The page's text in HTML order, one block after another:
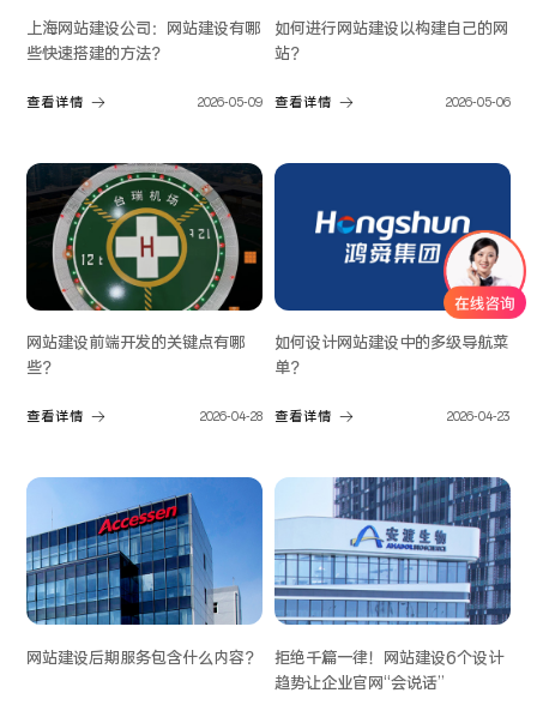
上海网站建设公司：网站建设有哪
些快速搭建的方法？
查看详情 2026-05-09
如何进行网站建设以构建自己的网
站？
查看详情 2026-05-06
网站建设前端开发的关键点有哪
些？
查看详情 2026-04-28
如何设计网站建设中的多级导航菜
单？
查看详情 2026-04-23
网站建设后期服务包含什么内容？
拒绝千篇一律！网站建设6个设计
趋势让企业官网“会说话”